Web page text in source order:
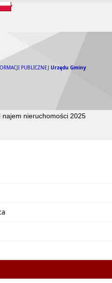
PUBLICZNEJ Urzędu Gminy
najem nieruchomości 2025